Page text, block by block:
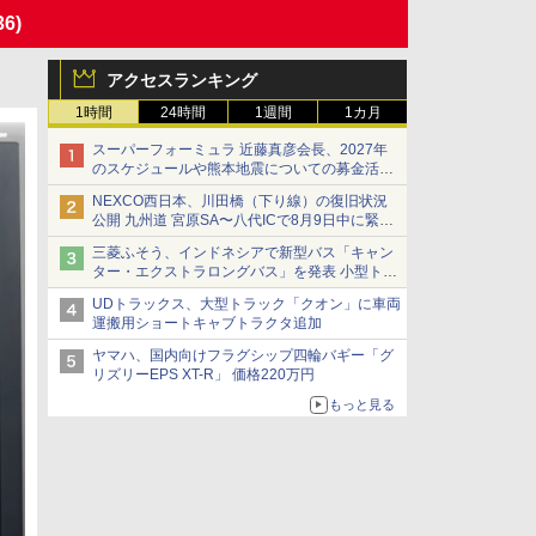
アクセスランキング
1時間 24時間 1週間 1カ月
スーパーフォーミュラ 近藤真彦会長、2027年
のスケジュールや熊本地震についての募金活動
を紹介
NEXCO西日本、川田橋（下り線）の復旧状況
公開 九州道 宮原SA〜八代ICで8月9日中に緊急
車両を通行可能に
三菱ふそう、インドネシアで新型バス「キャン
ター・エクストラロングバス」を発表 小型トラ
ックベースの観光・旅客輸送向けバス
UDトラックス、大型トラック「クオン」に車両
運搬用ショートキャブトラクタ追加
ヤマハ、国内向けフラグシップ四輪バギー「グ
リズリーEPS XT-R」 価格220万円
もっと見る